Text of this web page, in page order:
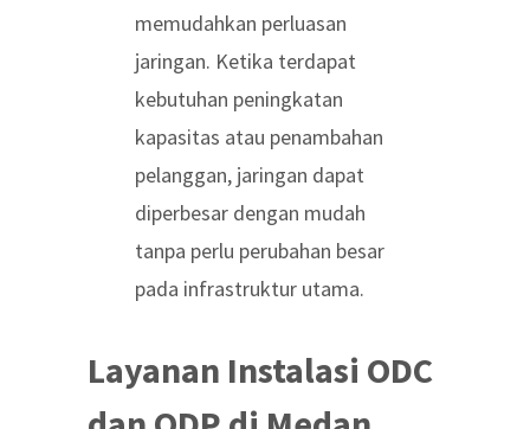
memudahkan perluasan
jaringan. Ketika terdapat
kebutuhan peningkatan
kapasitas atau penambahan
pelanggan, jaringan dapat
diperbesar dengan mudah
tanpa perlu perubahan besar
pada infrastruktur utama.
Layanan Instalasi ODC